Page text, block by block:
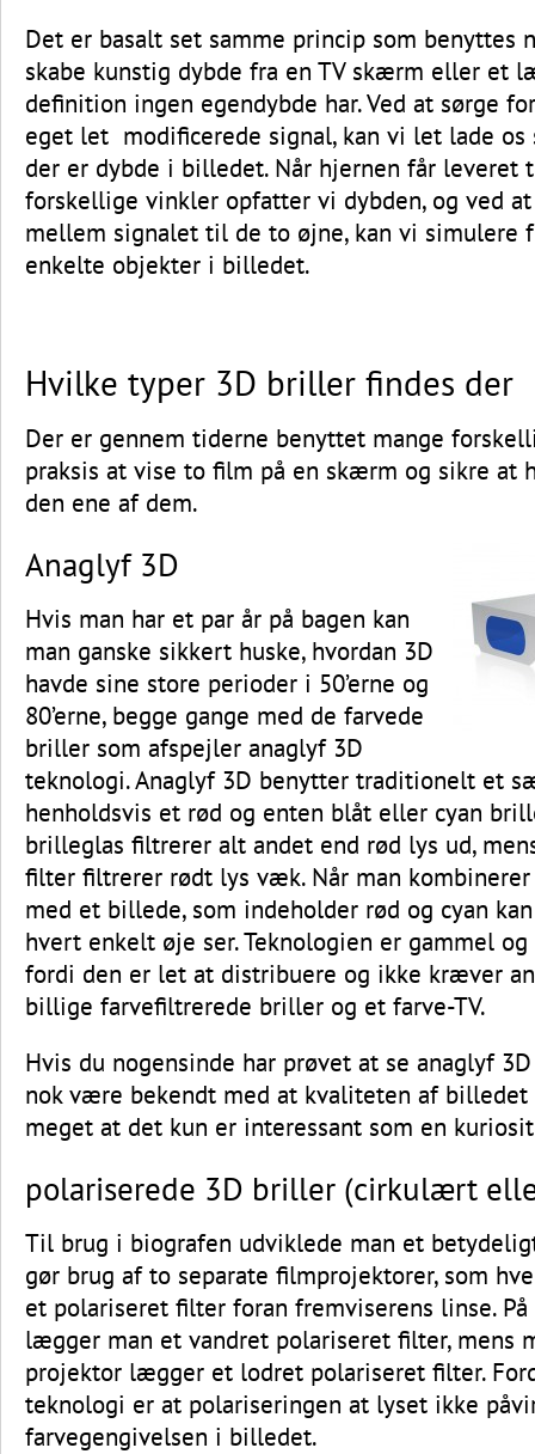
Det er basalt set samme princip som benyttes
skabe kunstig dybde fra en TV skærm eller et
definition ingen egendybde har. Ved at sørge
eget let modificerede signal, kan vi let lade
der er dybde i billedet. Når hjernen får leveret
forskellige vinkler opfatter vi dybden, og ved
mellem signalet til de to øjne, kan vi simulere
enkelte objekter i billedet.
Hvilke typer 3D briller findes der
Der er gennem tiderne benyttet mange
praksis at vise to film på en skærm og sikre at
den ene af dem.
Anaglyf 3D
Hvis man har et par år på bagen kan
man ganske sikkert huske, hvordan 3D
havde sine store perioder i 50’erne og
80’erne, begge gange med de farvede
briller som afspejler anaglyf 3D
teknologi. Anaglyf 3D benytter traditionelt et
henholdsvis et rød og enten blåt eller cyan
brilleglas filtrerer alt andet end rød lys ud,
filter filtrerer rødt lys væk. Når man
med et billede, som indeholder rød og cyan
hvert enkelt øje ser. Teknologien er gammel
fordi den er let at distribuere og ikke kræver
billige farvefiltrerede briller og et farve-TV.
Hvis du nogensinde har prøvet at se anaglyf
nok være bekendt med at kvaliteten af
meget at det kun er interessant som en
polariserede 3D briller (cirkulært
Til brug i biografen udviklede man et
gør brug af to separate filmprojektorer, som
et polariseret filter foran fremviserens linse.
lægger man et vandret polariseret filter, mens
projektor lægger et lodret polariseret filter.
teknologi er at polariseringen at lyset ikke
farvegengivelsen i billedet.